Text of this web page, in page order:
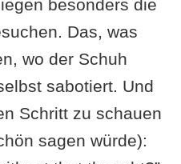
besonders die
Das, was
wo der Schuh
sabotiert. Und
Schritt zu schauen
sagen würde):